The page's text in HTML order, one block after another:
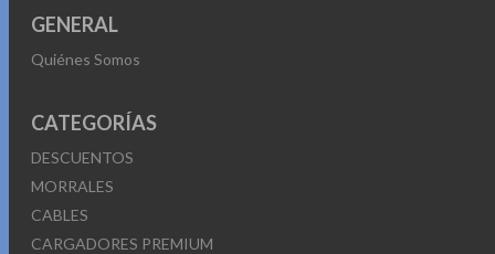
GENERAL
Quiénes Somos
CATEGORÍAS
DESCUENTOS
MORRALES
CABLES
CARGADORES PREMIUM